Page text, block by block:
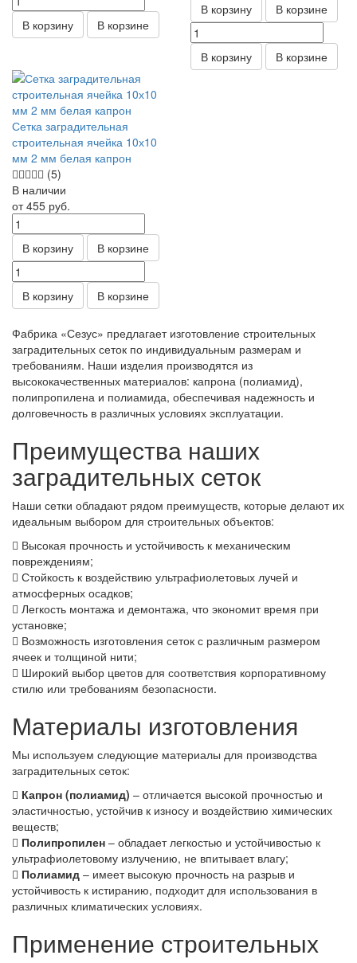
В корзину В корзине
В корзину В корзине
В корзину В корзине
Сетка заградительная
строительная ячейка 10х10
мм 2 мм белая капрон
(5)
В наличии
от 455 руб.
В корзину В корзине
В корзину В корзине
Фабрика «Сезус» предлагает изготовление строительных
заградительных сеток по индивидуальным размерам и
требованиям. Наши изделия производятся из
высококачественных материалов: капрона (полиамид),
полипропилена и полиамида, обеспечивая надежность и
долговечность в различных условиях эксплуатации.
Преимущества наших
заградительных сеток
Наши сетки обладают рядом преимуществ, которые делают их
идеальным выбором для строительных объектов:
Высокая прочность и устойчивость к механическим
повреждениям;
Стойкость к воздействию ультрафиолетовых лучей и
атмосферных осадков;
Легкость монтажа и демонтажа, что экономит время при
установке;
Возможность изготовления сеток с различным размером
ячеек и толщиной нити;
Широкий выбор цветов для соответствия корпоративному
стилю или требованиям безопасности.
Материалы изготовления
Мы используем следующие материалы для производства
заградительных сеток:
Капрон (полиамид) – отличается высокой прочностью и
эластичностью, устойчив к износу и воздействию химических
веществ;
Полипропилен – обладает легкостью и устойчивостью к
ультрафиолетовому излучению, не впитывает влагу;
Полиамид – имеет высокую прочность на разрыв и
устойчивость к истиранию, подходит для использования в
различных климатических условиях.
Применение строительных